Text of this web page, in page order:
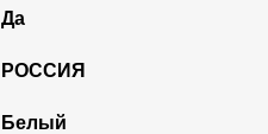
Да
РОССИЯ
Белый